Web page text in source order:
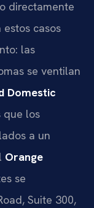
directamente
casos
las
se ventilan
Domestic
que los
a un
Orange
se
Suite 300,